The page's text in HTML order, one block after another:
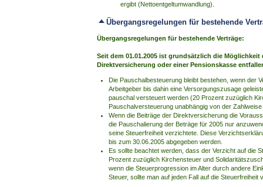
ergibt (Nettoentgeltumwandlung).
Übergangsregelungen für bestehende
Übergangsregelungen für bestehende Verträge:
Seit dem 01.01.2005 ist grundsätzlich die
Direktversicherung oder einer Pensionskasse
Die Pauschalbesteuerung bleibt bestehen, wenn der
Arbeitgeber bis dahin eine Versorgungszusage
pauschal versteuert werden (20 Prozent zuzüglich
Pauschalversteuerung unabhängig von der
Wenn die Beiträge der Direktversicherung die
die Pauschalierung der Beträge für 2005 nur
seine Steuerfreiheit verzichtete. Diese
bis zum 30.06.2005 abgegeben werden.
Es sollte beachtet werden, dass der Verzicht auf die
Prozent zuzüglich Kirchensteuer und
wenn die Steuerprogression im Alter durch andere
Steuer, sollte man auf jeden Fall auf die